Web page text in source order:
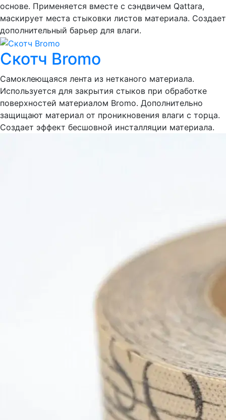
основе. Применяется вместе с сэндвичем Qattara,
маскирует места стыковки листов материала. Создает
дополнительный барьер для влаги.
Скотч Bromo
Самоклеющаяся лента из нетканого материала.
Используется для закрытия стыков при обработке
поверхностей материалом Bromo. Дополнительно
защищают материал от проникновения влаги с торца.
Создает эффект бесшовной инсталляции материала.